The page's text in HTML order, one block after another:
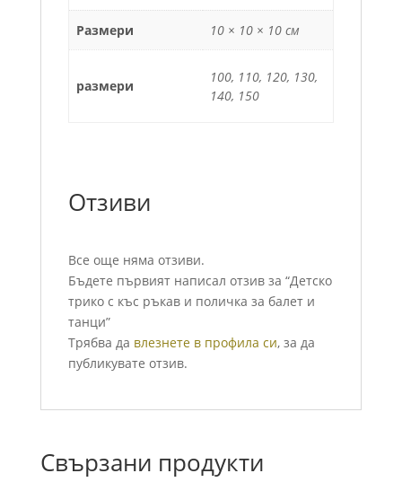
Размери 10 × 10 × 10 см
размери
100, 110, 120, 130,
140, 150
Отзиви
Все още няма отзиви.
Бъдете първият написал отзив за “Детско
трико с къс ръкав и поличка за балет и
танци”
Трябва да влезнете в профила си, за да
публикувате отзив.
Свързани продукти